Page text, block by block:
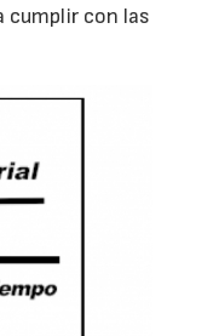
cumplir con las